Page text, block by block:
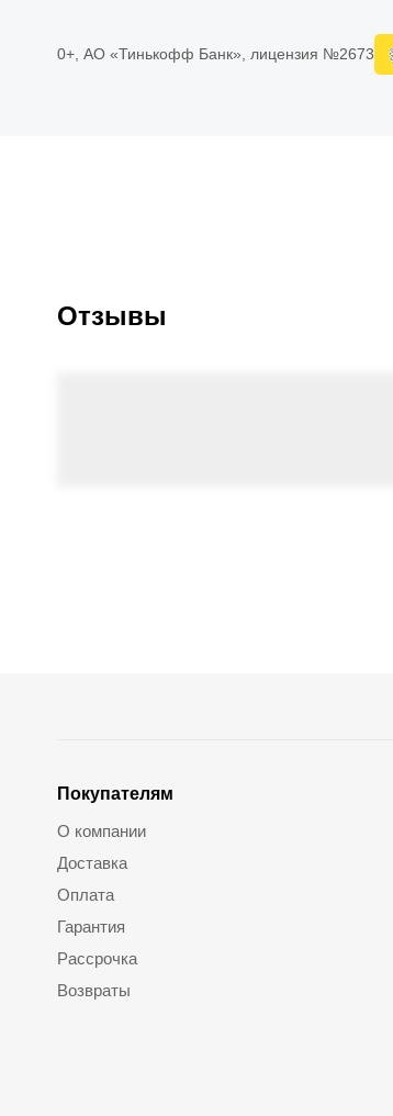
0+, АО «Тинькофф Банк», лицензия №2673
Отзывы
Покупателям
О компании
Доставка
Оплата
Гарантия
Рассрочка
Возвраты